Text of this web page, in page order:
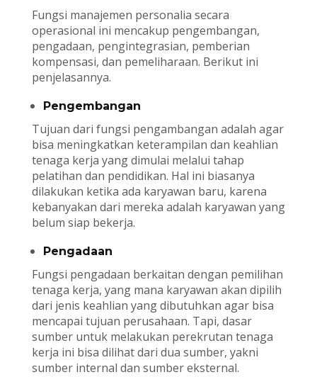
Fungsi manajemen personalia secara
operasional ini mencakup pengembangan,
pengadaan, pengintegrasian, pemberian
kompensasi, dan pemeliharaan. Berikut ini
penjelasannya.
Pengembangan
Tujuan dari fungsi pengambangan adalah agar
bisa meningkatkan keterampilan dan keahlian
tenaga kerja yang dimulai melalui tahap
pelatihan dan pendidikan. Hal ini biasanya
dilakukan ketika ada karyawan baru, karena
kebanyakan dari mereka adalah karyawan yang
belum siap bekerja.
Pengadaan
Fungsi pengadaan berkaitan dengan pemilihan
tenaga kerja, yang mana karyawan akan dipilih
dari jenis keahlian yang dibutuhkan agar bisa
mencapai tujuan perusahaan. Tapi, dasar
sumber untuk melakukan perekrutan tenaga
kerja ini bisa dilihat dari dua sumber, yakni
sumber internal dan sumber eksternal.